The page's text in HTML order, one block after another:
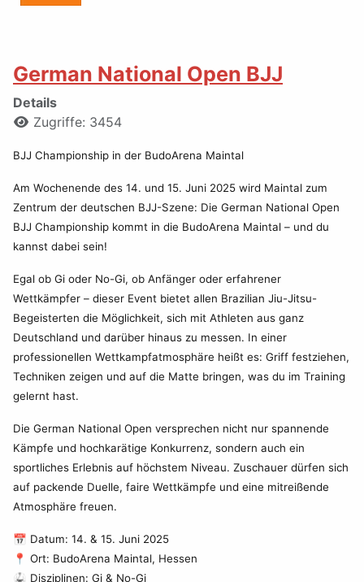
German National Open BJJ
Details
Zugriffe: 3454
BJJ Championship in der BudoArena Maintal
Am Wochenende des 14. und 15. Juni 2025 wird Maintal zum
Zentrum der deutschen BJJ-Szene: Die German National Open
BJJ Championship kommt in die BudoArena Maintal – und du
kannst dabei sein!
Egal ob Gi oder No-Gi, ob Anfänger oder erfahrener
Wettkämpfer – dieser Event bietet allen Brazilian Jiu-Jitsu-
Begeisterten die Möglichkeit, sich mit Athleten aus ganz
Deutschland und darüber hinaus zu messen. In einer
professionellen Wettkampfatmosphäre heißt es: Griff festziehen,
Techniken zeigen und auf die Matte bringen, was du im Training
gelernt hast.
Die German National Open versprechen nicht nur spannende
Kämpfe und hochkarätige Konkurrenz, sondern auch ein
sportliches Erlebnis auf höchstem Niveau. Zuschauer dürfen sich
auf packende Duelle, faire Wettkämpfe und eine mitreißende
Atmosphäre freuen.
📅 Datum: 14. & 15. Juni 2025
📍 Ort: BudoArena Maintal, Hessen
🥋 Disziplinen: Gi & No-Gi